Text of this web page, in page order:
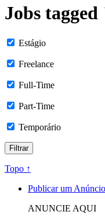
Jobs
Estágio
Freelance
Full-Time
Part-Time
Temporário
Topo ↑
Publicar um Anúncio
ANUNCIE AQUI